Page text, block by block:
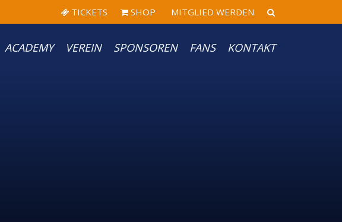
TICKETS SHOP MITGLIED WERDEN
ACADEMY VEREIN SPONSOREN FANS KONTAKT